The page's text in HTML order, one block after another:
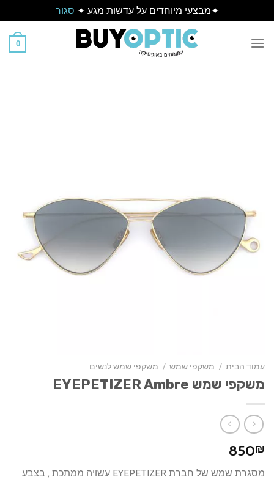
✦מבצעי מיוחדים על עדשות מגע ✦ סגור
0
עמוד הבית / משקפי שמש / משקפי שמש לנשים
משקפי שמש EYEPETIZER Ambre
850₪
מסגרת שמש של חברת EYEPETIZER עשויה ממתכת , בצבע